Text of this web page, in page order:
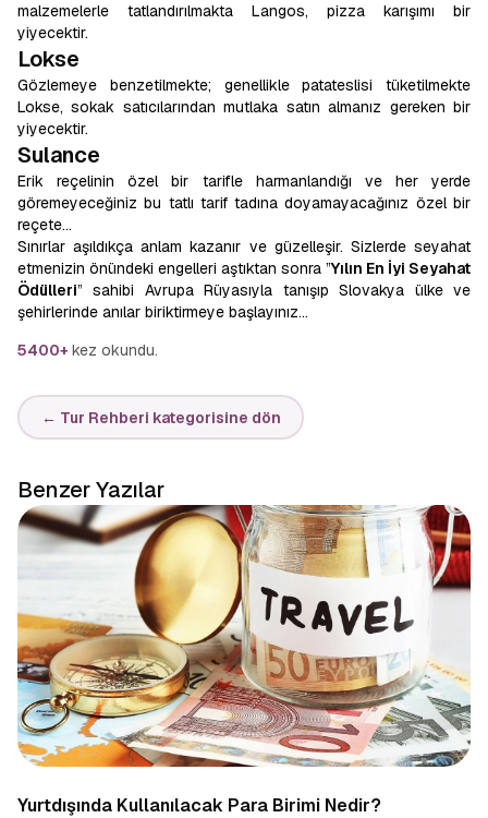
malzemelerle tatlandırılmakta Langos, pizza karışımı bir
yiyecektir.
Lokse
Gözlemeye benzetilmekte; genellikle patateslisi tüketilmekte
Lokse, sokak satıcılarından mutlaka satın almanız gereken bir
yiyecektir.
Sulance
Erik reçelinin özel bir tarifle harmanlandığı ve her yerde
göremeyeceğiniz bu tatlı tarif tadına doyamayacağınız özel bir
reçete…
Sınırlar aşıldıkça anlam kazanır ve güzelleşir. Sizlerde seyahat
etmenizin önündeki engelleri aştıktan sonra ”Yılın En İyi Seyahat
Ödülleri” sahibi Avrupa Rüyasıyla tanışıp Slovakya ülke ve
şehirlerinde anılar biriktirmeye başlayınız…
5400+ kez okundu.
← Tur Rehberi kategorisine dön
Benzer Yazılar
Yurtdışında Kullanılacak Para Birimi Nedir?